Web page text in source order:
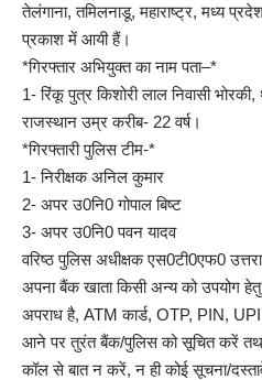
तेलंगाना, तमिलनाडू, महाराष्ट्र, मध्य
प्रकाश में आयी हैं।
*गिरफ्तार अभियुक्त का नाम पता–*
1- रिंकू पुत्र किशोरी लाल निवासी
राजस्थान उम्र करीब- 22 वर्ष।
*गिरफ्तारी पुलिस टीम-*
1- निरीक्षक अनिल कुमार
2- अपर उ0नि0 गोपाल बिष्ट
3- अपर उ0नि0 पवन यादव
वरिष्ठ पुलिस अधीक्षक एस0टी0एफ0
अपना बैंक खाता किसी अन्य को उपयोग
अपराध है, ATM कार्ड, OTP, PIN,
आने पर तुरंत बैंक/पुलिस को सूचित करें तथा
कॉल से बात न करें, न ही कोई सूचना/